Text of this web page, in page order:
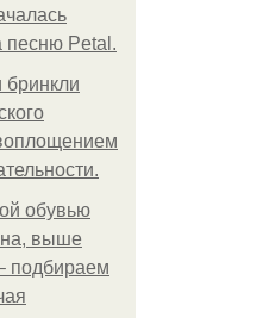
песню Petal.
бринкли
обувью
выше
подбираем